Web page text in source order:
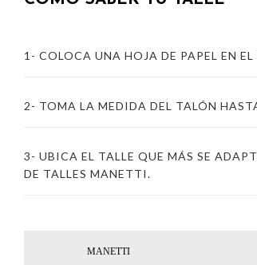
1- COLOCA UNA HOJA DE PAPEL EN EL
2- TOMA LA MEDIDA DEL TALÓN
3- UBICA EL TALLE QUE MÁS SE
DE TALLES MANETTI.
MANETTI